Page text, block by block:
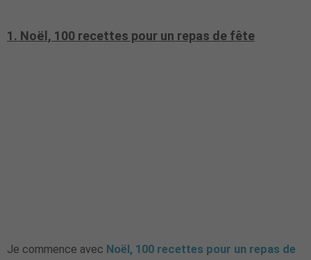
1. Noël, 100 recettes pour un repas de fête
Je commence avec Noël, 100 recettes pour un repas de